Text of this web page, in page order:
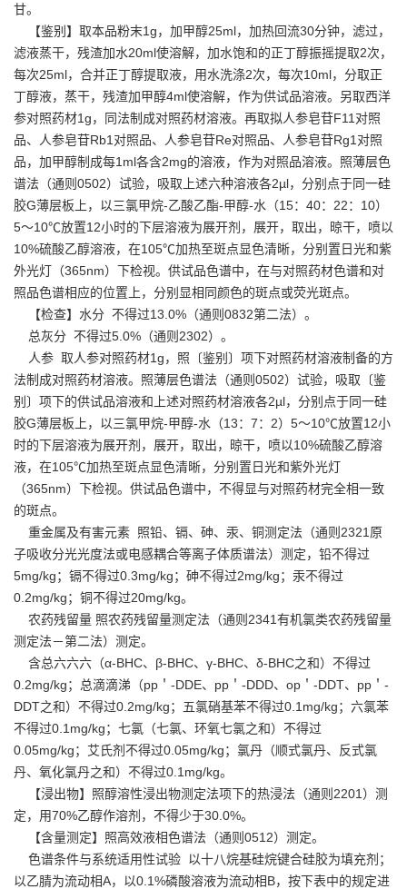
甘。
【鉴别】取本品粉末1g，加甲醇25ml，加热回流30分钟，滤过，
滤液蒸干，残渣加水20ml使溶解，加水饱和的正丁醇振摇提取2次，
每次25ml，合并正丁醇提取液，用水洗涤2次，每次10ml，分取正
丁醇液，蒸干，残渣加甲醇4ml使溶解，作为供试品溶液。另取西洋
参对照药材1g，同法制成对照药材溶液。再取拟人参皂苷F11对照
品、人参皂苷Rb1对照品、人参皂苷Re对照品、人参皂苷Rg1对照
品，加甲醇制成每1ml各含2mg的溶液，作为对照品溶液。照薄层色
谱法（通则0502）试验，吸取上述六种溶液各2µl，分别点于同一硅
胶G薄层板上，以三氯甲烷-乙酸乙酯-甲醇-水（15：40：22：10）
5～10℃放置12小时的下层溶液为展开剂，展开，取出，晾干，喷以
10%硫酸乙醇溶液，在105℃加热至斑点显色清晰，分别置日光和紫
外光灯（365nm）下检视。供试品色谱中，在与对照药材色谱和对
照品色谱相应的位置上，分别显相同颜色的斑点或荧光斑点。
【检查】水分 不得过13.0%（通则0832第二法）。
总灰分 不得过5.0%（通则2302）。
人参 取人参对照药材1g，照〔鉴别〕项下对照药材溶液制备的方
法制成对照药材溶液。照薄层色谱法（通则0502）试验，吸取〔鉴
别〕项下的供试品溶液和上述对照药材溶液各2µl，分别点于同一硅
胶G薄层板上，以三氯甲烷-甲醇-水（13：7：2）5～10℃放置12小
时的下层溶液为展开剂，展开，取出，晾干，喷以10%硫酸乙醇溶
液，在105℃加热至斑点显色清晰，分别置日光和紫外光灯
（365nm）下检视。供试品色谱中，不得显与对照药材完全相一致
的斑点。
重金属及有害元素 照铅、镉、砷、汞、铜测定法（通则2321原
子吸收分光光度法或电感耦合等离子体质谱法）测定，铅不得过
5mg/kg；镉不得过0.3mg/kg；砷不得过2mg/kg；汞不得过
0.2mg/kg；铜不得过20mg/kg。
农药残留量 照农药残留量测定法（通则2341有机氯类农药残留量
测定法－第二法）测定。
含总六六六（α-BHC、β-BHC、γ-BHC、δ-BHC之和）不得过
0.2mg/kg；总滴滴涕（pp＇-DDE、pp＇-DDD、op＇-DDT、pp＇-
DDT之和）不得过0.2mg/kg；五氯硝基苯不得过0.1mg/kg；六氯苯
不得过0.1mg/kg；七氯（七氯、环氧七氯之和）不得过
0.05mg/kg；艾氏剂不得过0.05mg/kg；氯丹（顺式氯丹、反式氯
丹、氧化氯丹之和）不得过0.1mg/kg。
【浸出物】照醇溶性浸出物测定法项下的热浸法（通则2201）测
定，用70%乙醇作溶剂，不得少于30.0%。
【含量测定】照高效液相色谱法（通则0512）测定。
色谱条件与系统适用性试验 以十八烷基硅烷键合硅胶为填充剂；
以乙腈为流动相A，以0.1%磷酸溶液为流动相B，按下表中的规定进